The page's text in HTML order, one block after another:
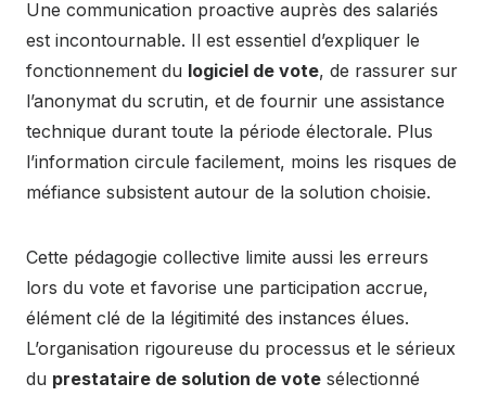
Une communication proactive auprès des salariés
est incontournable. Il est essentiel d’expliquer le
fonctionnement du logiciel de vote, de rassurer sur
l’anonymat du scrutin, et de fournir une assistance
technique durant toute la période électorale. Plus
l’information circule facilement, moins les risques de
méfiance subsistent autour de la solution choisie.
Cette pédagogie collective limite aussi les erreurs
lors du vote et favorise une participation accrue,
élément clé de la légitimité des instances élues.
L’organisation rigoureuse du processus et le sérieux
du prestataire de solution de vote sélectionné